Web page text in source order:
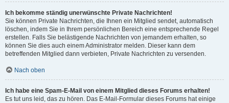
Ich bekomme ständig unerwünschte Private Nachrichten!
Sie können Private Nachrichten, die Ihnen ein Mitglied sendet, automatisch
löschen, indem Sie in Ihrem persönlichen Bereich eine entsprechende Regel
erstellen. Falls Sie belästigende Nachrichten von jemandem erhalten, so
können Sie dies auch einem Administrator melden. Dieser kann dem
betreffenden Mitglied dann verbieten, Private Nachrichten zu versenden.
Nach oben
Ich habe eine Spam-E-Mail von einem Mitglied dieses Forums erhalten!
Es tut uns leid, das zu hören. Das E-Mail-Formular dieses Forums hat einige